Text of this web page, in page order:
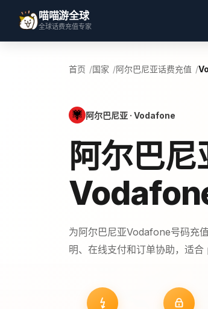
喵喵游全球
全球话费充值专家
首页 国家 阿尔巴尼亚话费充值
阿尔巴尼亚 · Vodafone
阿尔巴尼
为阿尔巴尼亚Vodafone号码充
明、在线支付和订单协助，适合